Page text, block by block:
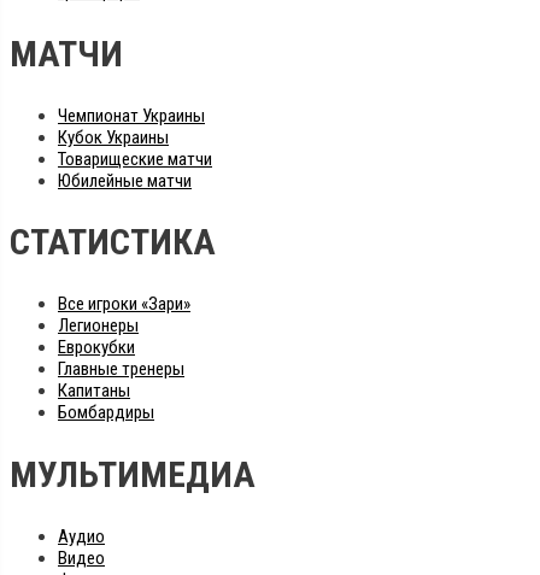
МАТЧИ
Чемпионат Украины
Кубок Украины
Товарищеские матчи
Юбилейные матчи
СТАТИСТИКА
Все игроки «Зари»
Легионеры
Еврокубки
Главные тренеры
Капитаны
Бомбардиры
МУЛЬТИМЕДИА
Аудио
Видео